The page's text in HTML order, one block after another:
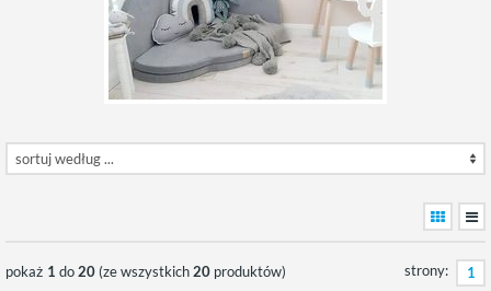
pokaż 1 do20 (ze wszystkich20 produktów) strony: 1